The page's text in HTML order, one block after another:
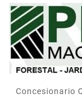
Concesionario